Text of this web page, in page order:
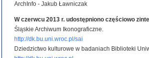
ArchInfo - Jakub Ławniczak
W czerwcu 2013 r. udostępniono częściowo
Śląskie Archiwum Ikonograficzne.
http://dk.bu.uni.wroc.pl/sai
Dziedzictwo kulturowe w badaniach Biblioteki